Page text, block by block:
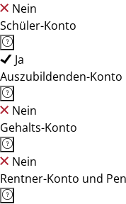
Nein
Schüler-Konto
Ja
Auszubildenden-
Nein
Gehalts-Konto
Nein
Rentner-Konto und